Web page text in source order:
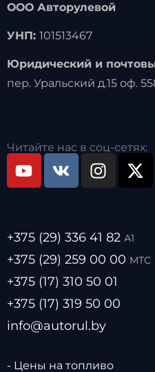
ООО Авторулевой
УНП: 101513467
Юридический и
пер. Уральский д.15 оф.
Читайте нас в соц-сетях:
+375 (29) 336 41 82 А1
+375 (29) 259 00 00 МТС
+375 (17) 310 50 01
+375 (17) 319 50 00
info@autorul.by
- Цены на топливо